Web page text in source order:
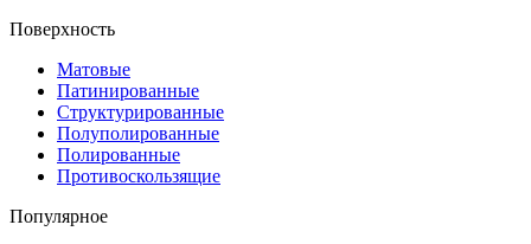
Поверхность
Матовые
Патинированные
Структурированные
Полуполированные
Полированные
Противоскользящие
Популярное